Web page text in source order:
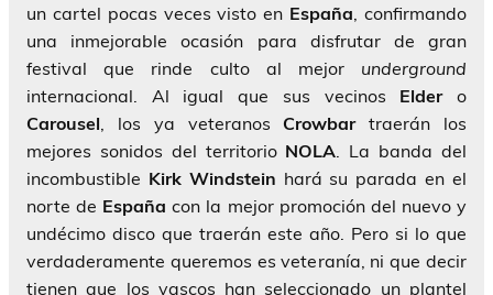
un cartel pocas veces visto en España , confirmando
una inmejorable ocasión para disfrutar de gran
festival que rinde culto al mejor underground
internacional. Al igual que sus vecinos Eldero
Carousel , los ya veteranosCrowbartraerán los
mejores sonidos del territorio NOLA . La banda del
incombustible Kirk Windstein hará su parada en el
norte de España con la mejor promoción del nuevo y
undécimo disco que traerán este año. Pero si lo que
verdaderamente queremos es veteranía, ni que decir
tienen que los vascos han seleccionado un plantel